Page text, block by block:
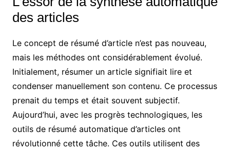
des articles
Le concept de résumé d’article n’est pas nouveau,
mais les méthodes ont considérablement évolué.
Initialement, résumer un article signifiait lire et
condenser manuellement son contenu. Ce processus
prenait du temps et était souvent subjectif.
Aujourd’hui, avec les progrès technologiques, les
outils de résumé automatique d’articles ont
révolutionné cette tâche. Ces outils utilisent des